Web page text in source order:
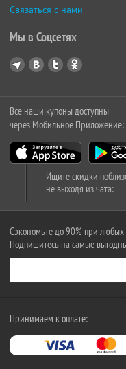
Связаться с нами
Мы в Соцсетях
Все наши купоны доступны
через Мобильное Приложение:
Ищите скидки
не выходя из чата:
Сэкономьте до 90% при любых
Подпишитесь на самые
Принимаем к оплате: